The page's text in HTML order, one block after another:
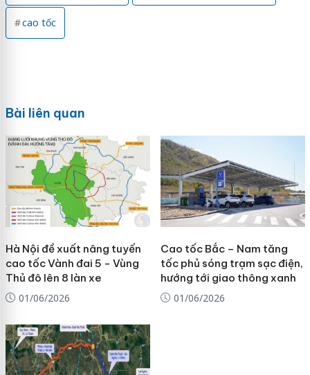
cao tốc
Bài liên quan
Hà Nội đề xuất nâng tuyến
cao tốc Vành đai 5 - Vùng
Thủ đô lên 8 làn xe
01/06/2026
Cao tốc Bắc – Nam tăng
tốc phủ sóng trạm sạc điện,
hướng tới giao thông xanh
01/06/2026